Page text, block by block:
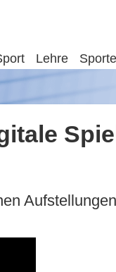
Lehre